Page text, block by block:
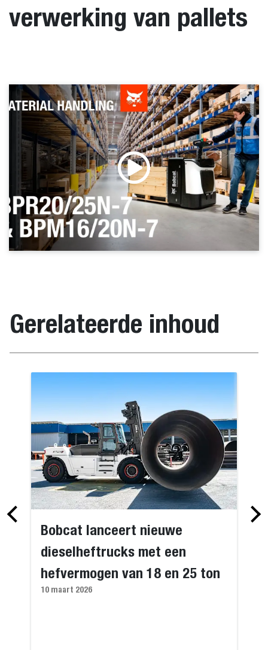
verwerking van pallets
Gerelateerde inhoud
Bobcat lanceert nieuwe
dieselheftrucks met een
hefvermogen van 18 en 25 ton
10 maart 2026